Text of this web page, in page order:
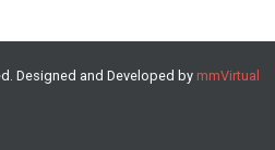
Designed and Developed by mmVirtual